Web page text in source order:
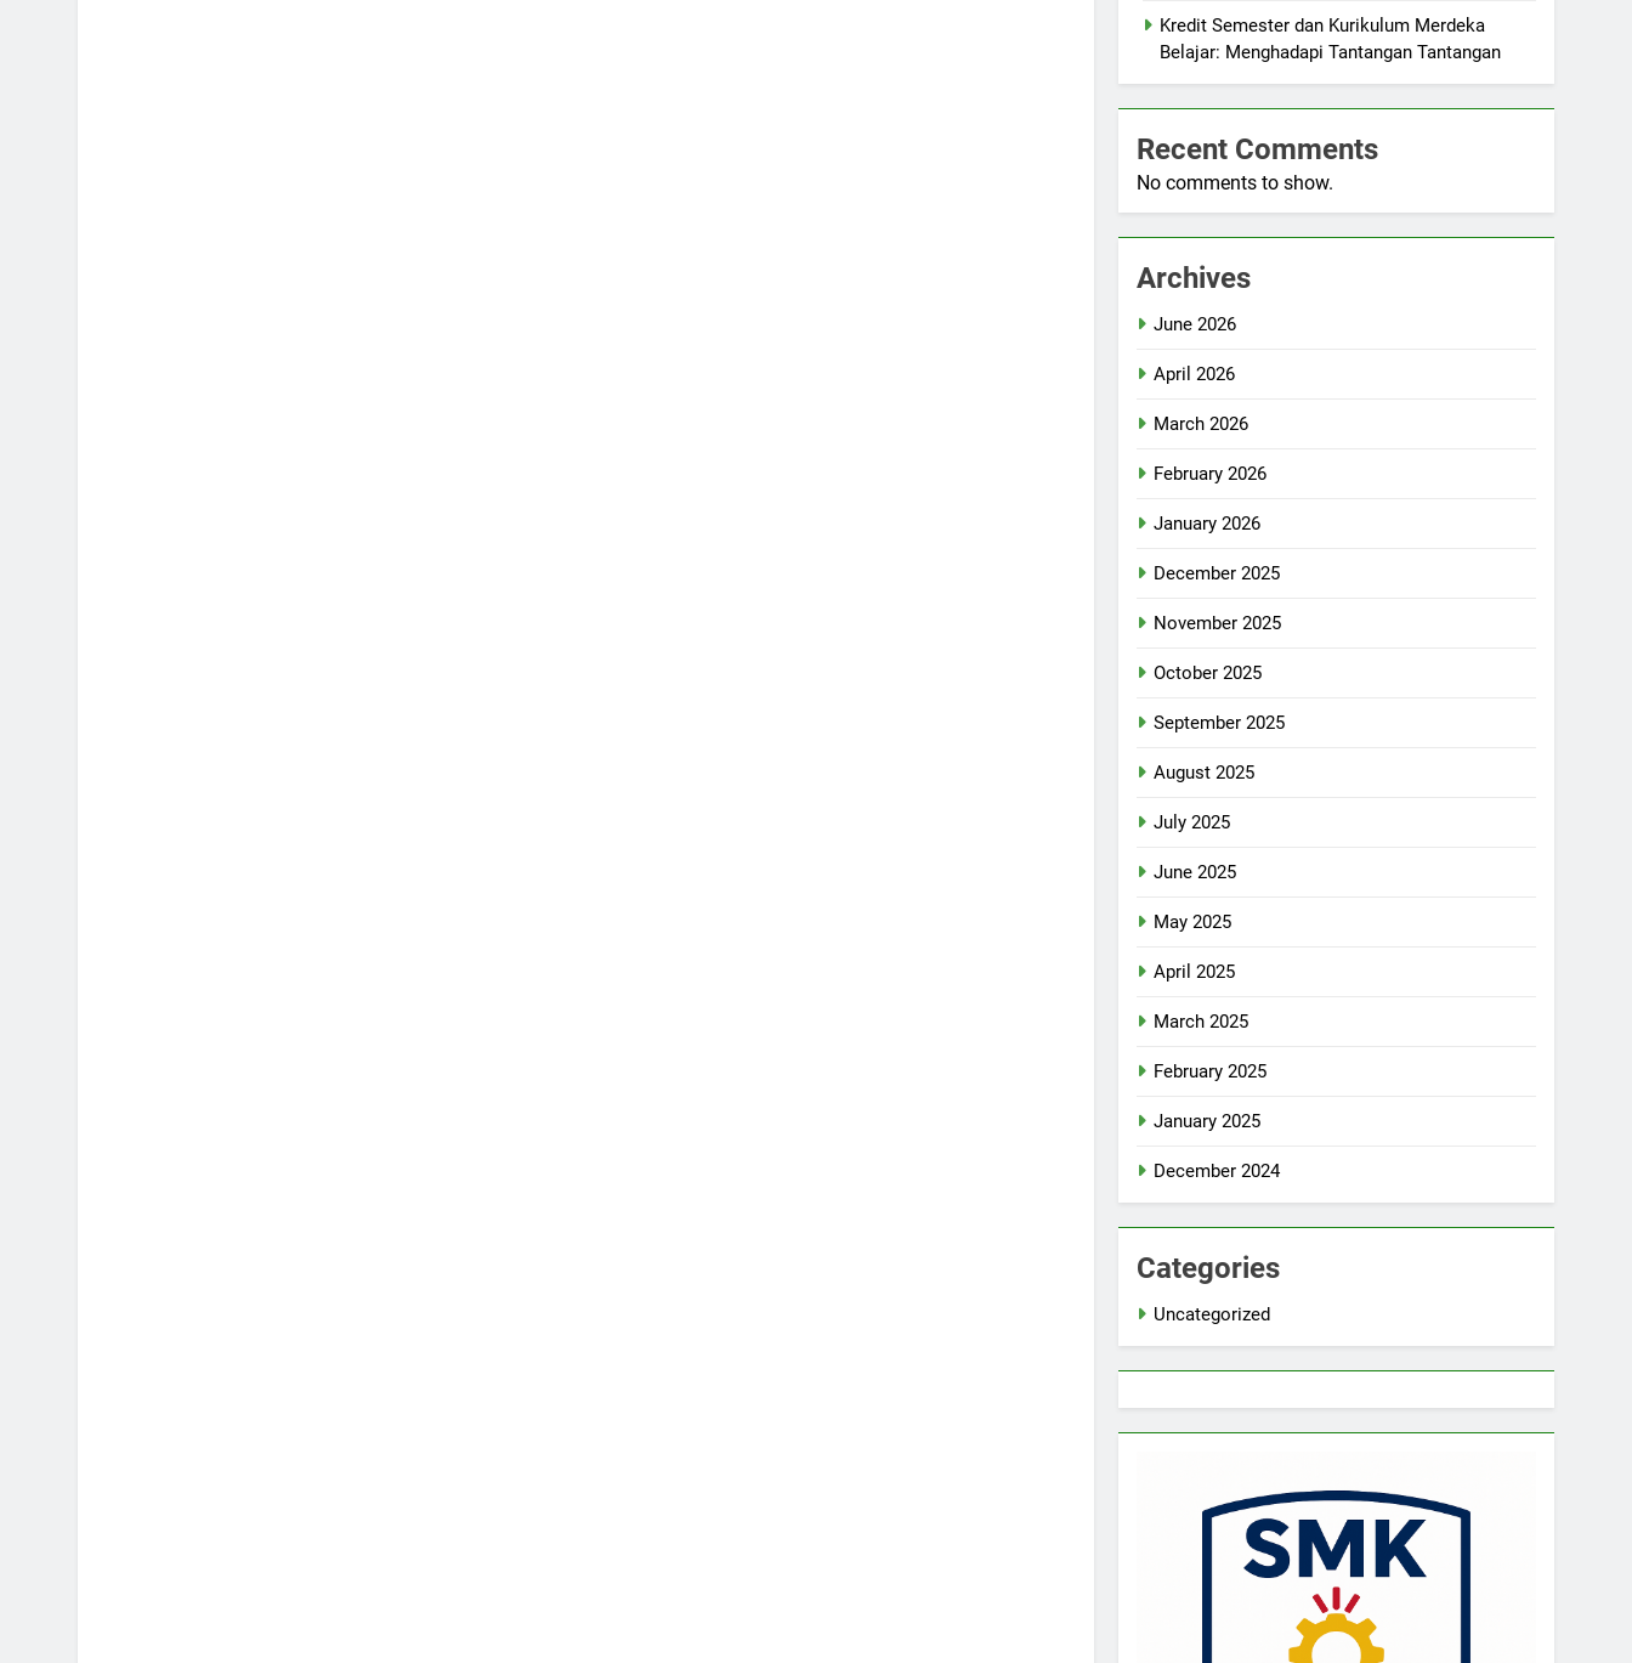
Kredit Semester dan Kurikulum Merdeka
Belajar: Menghadapi Tantangan Tantangan
Recent Comments
No comments to show.
Archives
June 2026
April 2026
March 2026
February 2026
January 2026
December 2025
November 2025
October 2025
September 2025
August 2025
July 2025
June 2025
May 2025
April 2025
March 2025
February 2025
January 2025
December 2024
Categories
Uncategorized